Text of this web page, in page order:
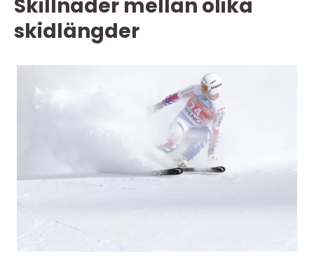
Skillnader mellan olika
skidlängder